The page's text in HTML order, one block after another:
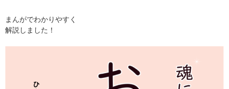
まんがでわかりやすく
解説しました！